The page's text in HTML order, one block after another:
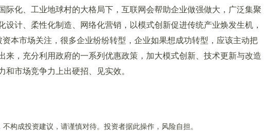
化、工业地球村的大格局下，互联网会帮助企业做强做大，广泛集聚
设计、柔性化制造、网络化营销，以模式创新促进传统产业焕发生机，
本市场关注，很多企业纷纷转型，企业如果想成功转型，应该主动把
来，充分利用政府的一系列优惠政策，加大模式创新、技术更新与改造
和市场竞争力上出硬招、见实效。
成投资建议，请谨慎对待。投资者据此操作，风险自担。